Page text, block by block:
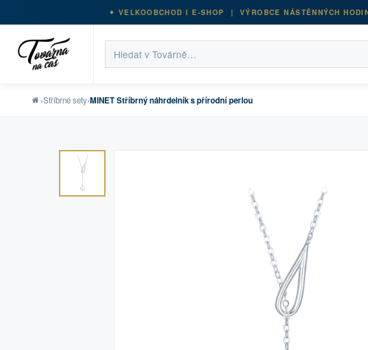
VELKOOBCHOD I E-SHOP | VÝROBCE NÁSTĚNNÝCH
›Stříbrné sety›MINET Stříbrný náhrdelník s přírodní perlou